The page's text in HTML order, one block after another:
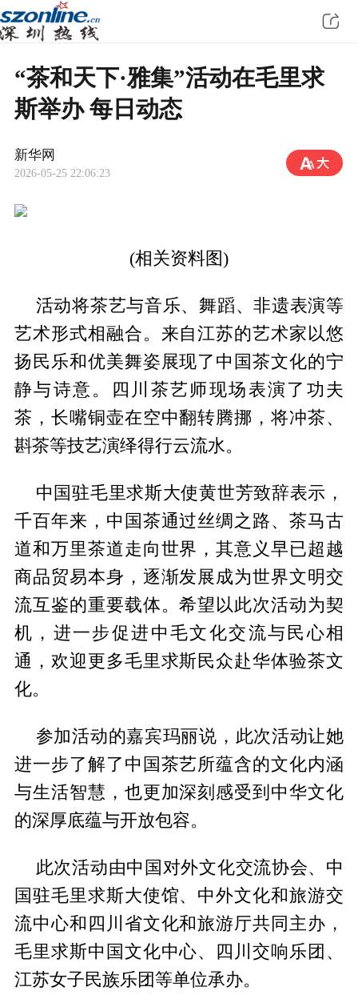
“茶和天下·雅集”活动在毛里求
斯举办 每日动态
新华网
2026-05-25 22:06:23
(相关资料图)
活动将茶艺与音乐、舞蹈、非遗表演等
艺术形式相融合。来自江苏的艺术家以悠
扬民乐和优美舞姿展现了中国茶文化的宁
静与诗意。四川茶艺师现场表演了功夫
茶，长嘴铜壶在空中翻转腾挪，将冲茶、
斟茶等技艺演绎得行云流水。
中国驻毛里求斯大使黄世芳致辞表示，
千百年来，中国茶通过丝绸之路、茶马古
道和万里茶道走向世界，其意义早已超越
商品贸易本身，逐渐发展成为世界文明交
流互鉴的重要载体。希望以此次活动为契
机，进一步促进中毛文化交流与民心相
通，欢迎更多毛里求斯民众赴华体验茶文
化。
参加活动的嘉宾玛丽说，此次活动让她
进一步了解了中国茶艺所蕴含的文化内涵
与生活智慧，也更加深刻感受到中华文化
的深厚底蕴与开放包容。
此次活动由中国对外文化交流协会、中
国驻毛里求斯大使馆、中外文化和旅游交
流中心和四川省文化和旅游厅共同主办，
毛里求斯中国文化中心、四川交响乐团、
江苏女子民族乐团等单位承办。